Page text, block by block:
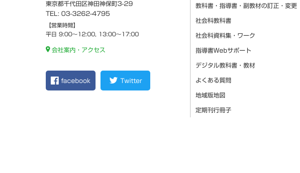
東京都千代田区神田神保町3-29
TEL: 03-3262-4795
【営業時間】
平日 9:00～12:00, 13:00～17:00
会社案内・アクセス
facebook Twitter
教科書・指導書・副教材の訂正・変更
社会科教科書
社会科資料集・ワーク
指導書Webサポート
デジタル教科書・教材
よくある質問
地域版地図
定期刊行冊子